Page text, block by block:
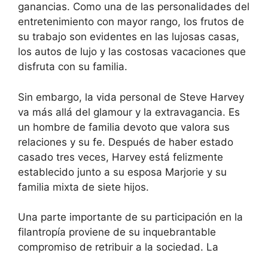
ganancias. Como una de las personalidades del
entretenimiento con mayor rango, los frutos de
su trabajo son evidentes en las lujosas casas,
los autos de lujo y las costosas vacaciones que
disfruta con su familia.
Sin embargo, la vida personal de Steve Harvey
va más allá del glamour y la extravagancia. Es
un hombre de familia devoto que valora sus
relaciones y su fe. Después de haber estado
casado tres veces, Harvey está felizmente
establecido junto a su esposa Marjorie y su
familia mixta de siete hijos.
Una parte importante de su participación en la
filantropía proviene de su inquebrantable
compromiso de retribuir a la sociedad. La